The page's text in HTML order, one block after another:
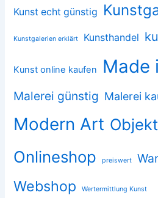
Kunst echt günstig
Kunstgalerien erklärt Kunsthandel
Kunst online kaufen Made
Malerei günstig Malerei
Modern Art
Onlineshop
preiswert
Webshop Wertermittlung Kunst